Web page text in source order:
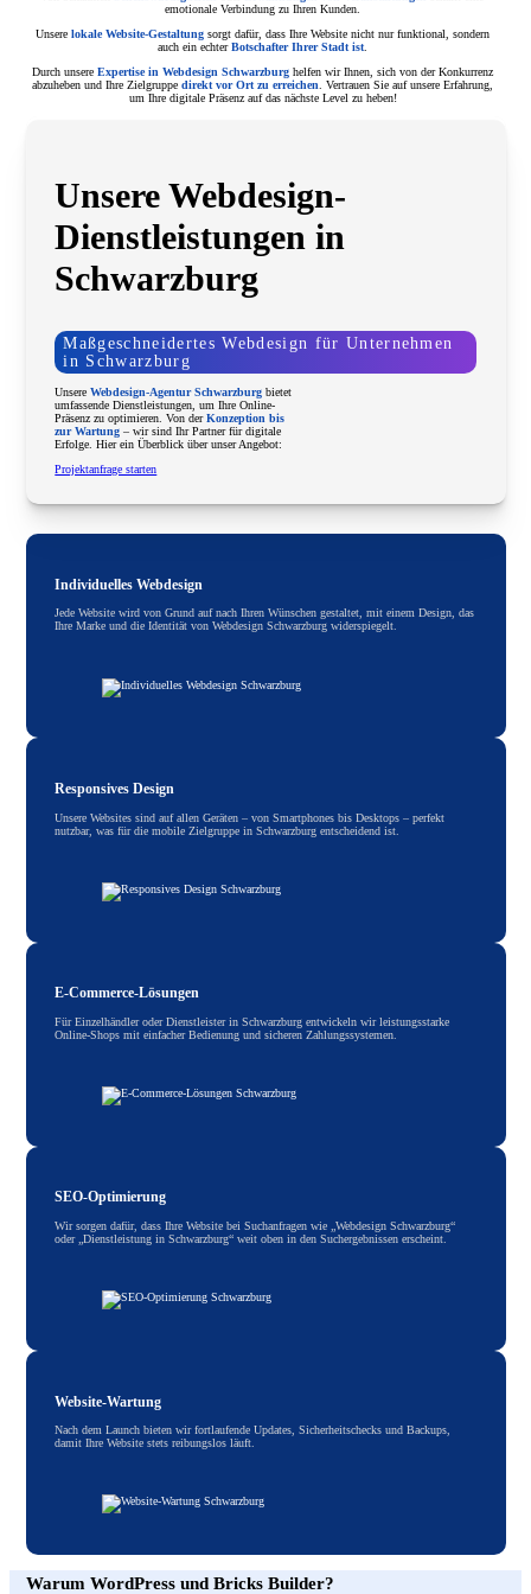
emotionale Verbindung zu Ihren Kunden.
Unsere lokale Website-Gestaltung sorgt dafür, dass Ihre Website nicht nur funktional, sondern
auch ein echterBotschafter Ihrer Stadt ist.
Durch unsere Expertise in Webdesign Schwarzburg helfen wir Ihnen, sich von der Konkurrenz
abzuheben und Ihre Zielgruppe direkt vor Ort zu erreichen. Vertrauen Sie auf unsere Erfahrung,
um Ihre digitale Präsenz auf das nächste Level zu heben!
Unsere Webdesign-
Dienstleistungen in
Schwarzburg
Maßgeschneidertes Webdesign für Unternehmen
in Schwarzburg
UnsereWebdesign-Agentur Schwarzburg bietet
umfassende Dienstleistungen, um Ihre Online-
Präsenz zu optimieren. Von derKonzeption bis
zur Wartung – wir sind Ihr Partner für digitale
Erfolge. Hier ein Überblick über unser Angebot:
Projektanfrage starten
Individuelles Webdesign
Jede Website wird von Grund auf nach Ihren Wünschen gestaltet, mit einem Design, das
Ihre Marke und die Identität von Webdesign Schwarzburg widerspiegelt.
Responsives Design
Unsere Websites sind auf allen Geräten – von Smartphones bis Desktops – perfekt
nutzbar, was für die mobile Zielgruppe in Schwarzburg entscheidend ist.
E-Commerce-Lösungen
Für Einzelhändler oder Dienstleister in Schwarzburg entwickeln wir leistungsstarke
Online-Shops mit einfacher Bedienung und sicheren Zahlungssystemen.
SEO-Optimierung
Wir sorgen dafür, dass Ihre Website bei Suchanfragen wie „Webdesign Schwarzburg“
oder „Dienstleistung in Schwarzburg“ weit oben in den Suchergebnissen erscheint.
Website-Wartung
Nach dem Launch bieten wir fortlaufende Updates, Sicherheitschecks und Backups,
damit Ihre Website stets reibungslos läuft.
Warum WordPress und Bricks Builder?